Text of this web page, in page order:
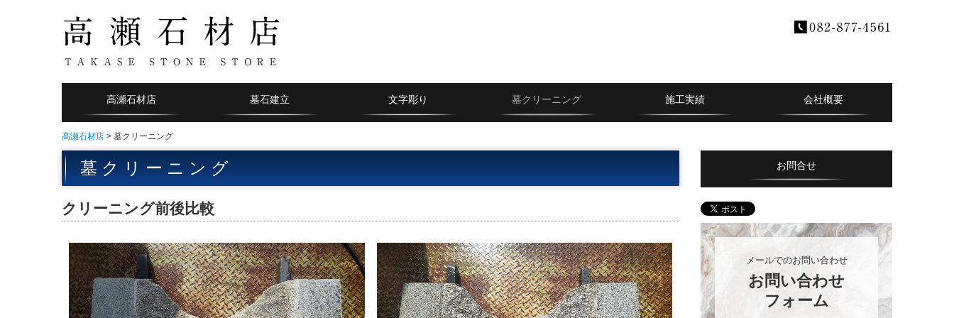
高瀬石材店 墓石建立 文字彫り 墓クリーニング 施工実績 会社概要
高瀬石材店 墓クリーニング
墓 ク リ ー ニ ン グ
クリーニング前後比較
お問合せ
メールでのお問い合わせ
お問い合わせ
フォーム